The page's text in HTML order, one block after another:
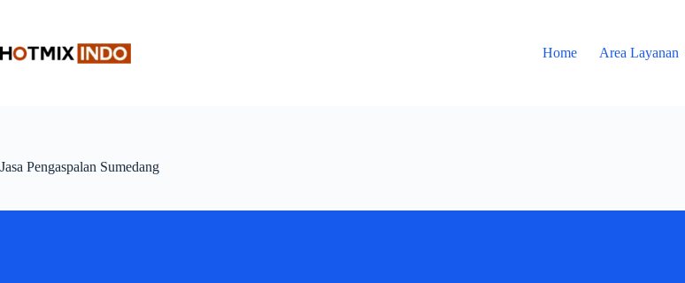
Home
Area Layanan
Jasa Pengaspalan Sumedang